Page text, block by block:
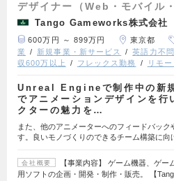
デザイナー（Web・モバイル
Tango Gameworks株式会社
600万円 ～ 899万円 東京都
業
新規事業・新サービス 英語力不問
収600万以上
フレックス勤務 リモ
Unreal Engineで制作中の新
でアニメーションデザインを行
クターの魅力を…
また、他のアニメーターへのフィードバッ
す。良いモノづくりのできるチーム構築に向
会社概要
【事業内容】 ゲーム機器、ゲ
用ソフトの企画・開発・制作・販売。 【